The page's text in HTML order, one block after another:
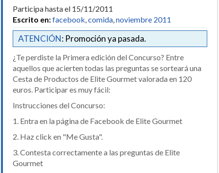
Participa hasta el 15/11/2011
Escrito en:facebook,comida,noviembre 2011
ATENCIÓN: Promoción ya pasada.
¿Te perdiste la Primera edición del Concurso? Entre
aquellos que acierten todas las preguntas se sorteará una
Cesta de Productos de Elite Gourmet valorada en 120
euros. Participar es muy fácil:
Instrucciones del Concurso:
1. Entra en la página de Facebook de Elite Gourmet
2. Haz click en "Me Gusta".
3.Contesta correctamente a las preguntas de Elite
Gourmet